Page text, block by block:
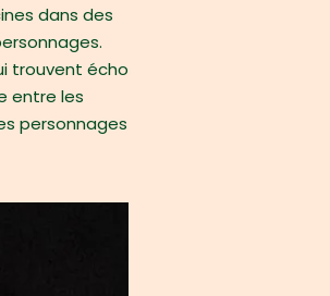
dans des
trouvent écho
entre les
personnages